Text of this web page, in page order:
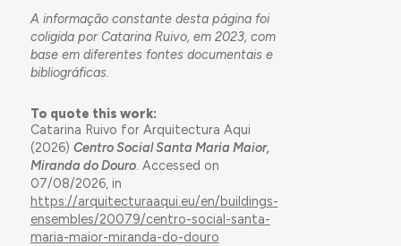
A informação constante desta página foi
coligida por Catarina Ruivo, em 2023, com
base em diferentes fontes documentais e
bibliográficas.
To quote this work:
Catarina Ruivo for Arquitectura Aqui
(2026) Centro Social Santa Maria Maior,
Miranda do Douro. Accessed on
07/08/2026, in
https://arquitecturaaqui.eu/en/buildings-
ensembles/20079/centro-social-santa-
maria-maior-miranda-do-douro